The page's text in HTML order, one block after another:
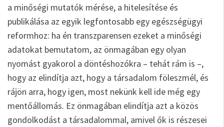
a minőségi mutatók mérése, a hitelesítése és
publikálása az egyik legfontosabb egy egészségügyi
reformhoz: ha én transzparensen ezeket a minőségi
adatokat bemutatom, az önmagában egy olyan
nyomást gyakorol a döntéshozókra – tehát rám is –,
hogy az elindítja azt, hogy a társadalom föleszmél, és
rájön arra, hogy igen, most nekünk kell ide még egy
mentőállomás. Ez önmagában elindítja azt a közös
gondolkodást a társadalommal, amivel ők is részesei